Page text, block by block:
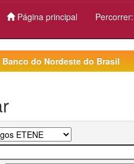
Página principal Percorrer:
Banco do Nordeste do Brasil